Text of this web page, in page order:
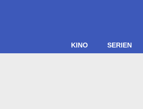
KINO SERIEN